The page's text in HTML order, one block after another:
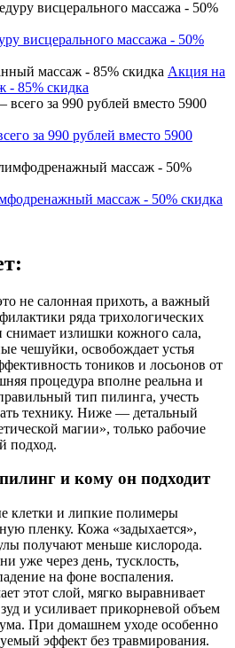
висцерального массажа - 50%
Акция на
- 85% скидка
за 990 рублей вместо 5900
массаж - 50% скидка
не салонная прихоть, а важный
ряда трихологических
снимает излишки кожного сала,
чешуйки, освобождает устья
тоников и лосьонов от
процедура вполне реальна и
тип пилинга, учесть
технику. Ниже — детальный
магии», только рабочие
подход.
и кому он подходит
клетки и липкие полимеры
пленку. Кожа «задыхается»,
получают меньше кислорода.
уже через день, тусклость,
на фоне воспаления.
этот слой, мягко выравнивает
и усиливает прикорневой объем
При домашнем уходе особенно
эффект без травмирования.